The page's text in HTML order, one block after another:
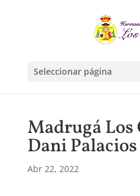
Seleccionar página
Madrugá Los
Dani Palacios
Abr 22, 2022